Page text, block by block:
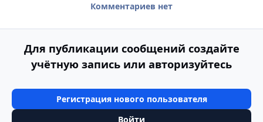
Комментариев нет
Для публикации сообщений создайте
учётную запись или авторизуйтесь
Регистрация нового пользователя
Войти